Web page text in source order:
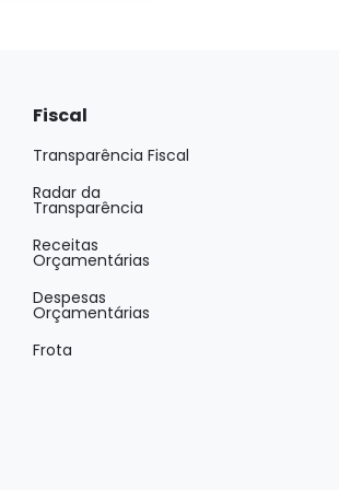
Fiscal
Transparência Fiscal
Radar da
Transparência
Receitas
Orçamentárias
Despesas
Orçamentárias
Frota